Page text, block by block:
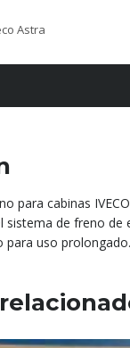
Astra
para cabinas
sistema de freno de
para uso prolongado.